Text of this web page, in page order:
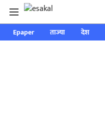
Epaper ताज्या देश